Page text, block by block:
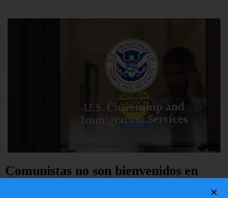
Comunistas no son bienvenidos en